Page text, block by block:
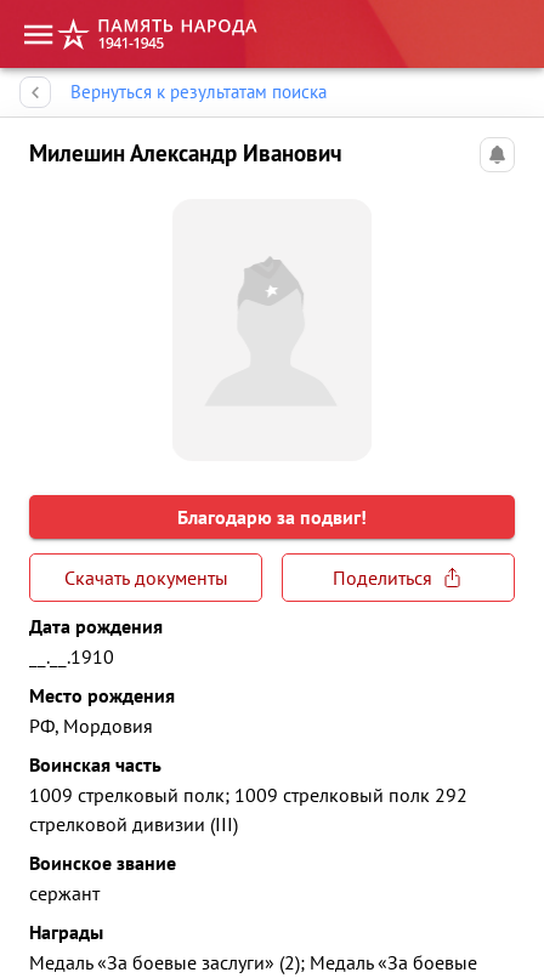
Вернуться к результатам поиска
Милешин Александр Иванович
Благодарю за подвиг!
Скачать документы
Поделиться
Дата рождения
__.__.1910
Место рождения
РФ, Мордовия
Воинская часть
1009 стрелковый полк; 1009 стрелковый полк 292
стрелковой дивизии (III)
Воинское звание
сержант
Награды
Медаль «За боевые заслуги» (2); Медаль «За боевые
Память народа